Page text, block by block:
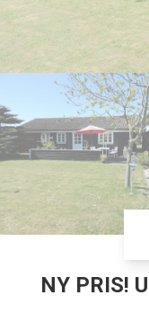
NY PRIS!